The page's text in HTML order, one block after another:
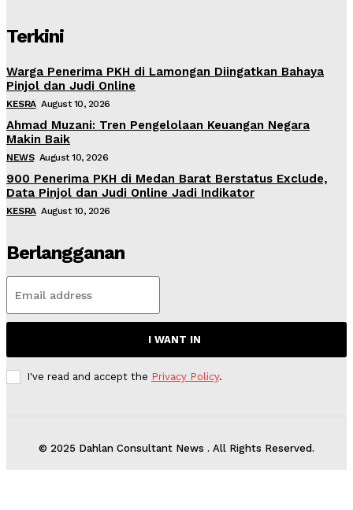
Terkini
Warga Penerima PKH di Lamongan Diingatkan Bahaya
Pinjol dan Judi Online
KESRA August 10, 2026
Ahmad Muzani: Tren Pengelolaan Keuangan Negara
Makin Baik
NEWS August 10, 2026
900 Penerima PKH di Medan Barat Berstatus Exclude,
Data Pinjol dan Judi Online Jadi Indikator
KESRA August 10, 2026
Berlangganan
I WANT IN
I've read and accept the Privacy Policy.
© 2025 Dahlan Consultant News . All Rights Reserved.